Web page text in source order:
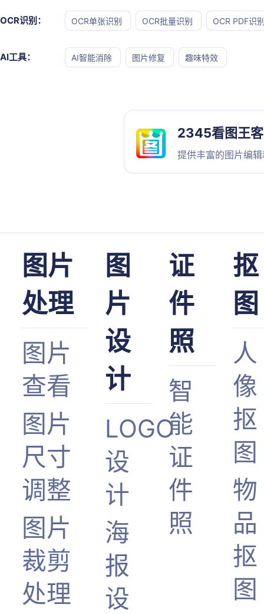
OCR识别： OCR单张识别 OCR批量识别 OCR PDF识
AI工具： AI智能消除 图片修复 趣味特效
2345看图王
提供丰富的图片编
图片
处理
图片
查看
图片
尺寸
调整
图片
裁剪
处理
图
片
设
计
LOGO
设
计
海
报
设
证
件
照
智
能
证
件
照
抠
图
人
像
抠
图
物
品
抠
图